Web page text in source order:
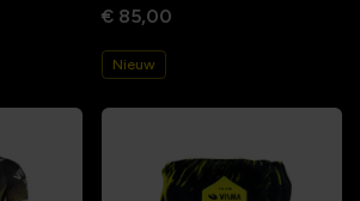
€ 85,00
Nieuw